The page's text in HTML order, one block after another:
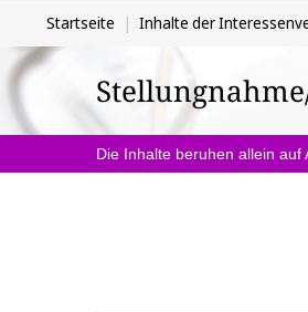
Sie
befinden
sich
hier:
Startseite Inhalte der
Die Inhalte beruhen allein